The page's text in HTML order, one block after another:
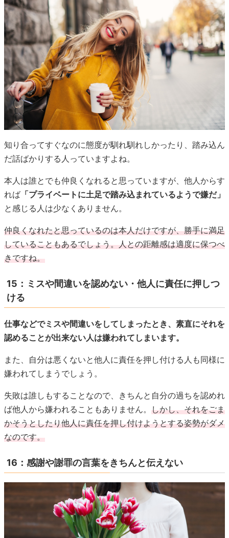
知り合ってすぐなのに態度が馴れ馴れしかったり、踏み込ん
だ話ばかりする人っていますよね。
本人は誰とでも仲良くなれると思っていますが、他人からす
れば 「プライベートに土足で踏み込まれているようで嫌だ」
と感じる人は少なくありません。
仲良くなれたと思っているのは本人だけですが、勝手に満足
していることもあるでしょう。人との距離感は適度に保つべ
きですね。
15：ミスや間違いを認めない・他人に責任に押しつ
ける
仕事などでミスや間違いをしてしまったとき、素直にそれを
認めることが出来ない人は嫌われてしまいます。
また、自分は悪くないと他人に責任を押し付ける人も同様に
嫌われてしまうでしょう。
失敗は誰しもすることなので、きちんと自分の過ちを認めれ
ば他人から嫌われることもありません。 しかし、それをごま
かそうとしたり他人に責任を押し付けようとする姿勢がダメ
なのです。
16：感謝や謝罪の言葉をきちんと伝えない